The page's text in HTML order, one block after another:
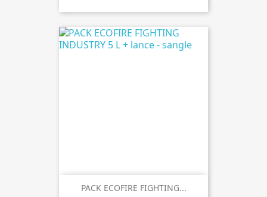
PACK ECOFIRE FIGHTING...